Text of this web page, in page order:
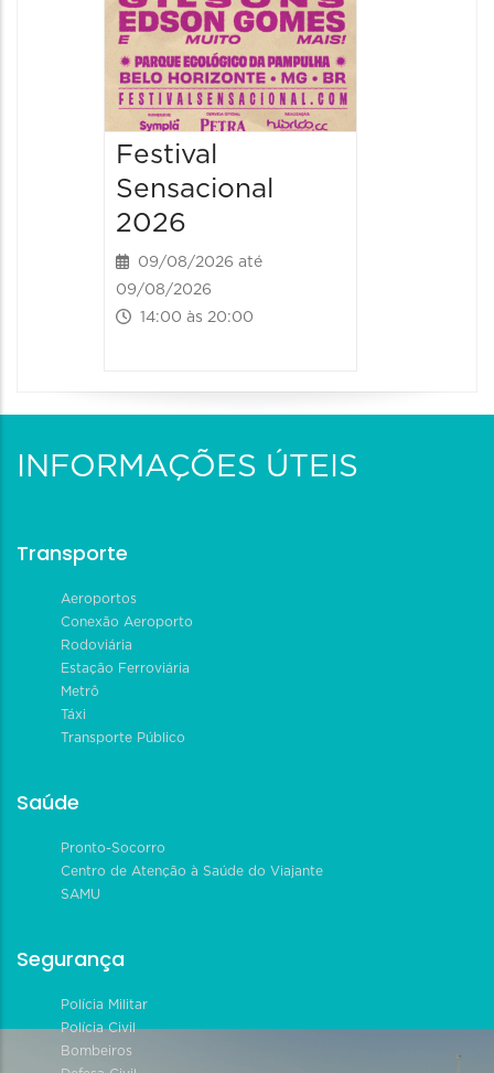
Festival
Sensacional
2026
09/08/2026 até
09/08/2026
14:00 às 20:00
INFORMAÇÕES ÚTEIS
Transporte
Aeroportos
Conexão Aeroporto
Rodoviária
Estação Ferroviária
Metrô
Táxi
Transporte Público
Saúde
Pronto-Socorro
Centro de Atenção à Saúde do Viajante
SAMU
Segurança
Polícia Militar
Polícia Civil
Bombeiros